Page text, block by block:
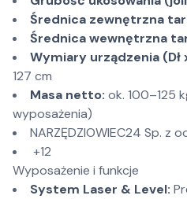
Średnica zewnętrzna
Średnica wewnętrzna
Wymiary urządzenia (Dł
127 cm
Masa netto: ok. 100–125
wyposażenia)
NARZĘDZIOWIEC24 Sp. z
+12
Wyposażenie i funkcje
System Laser & Level: